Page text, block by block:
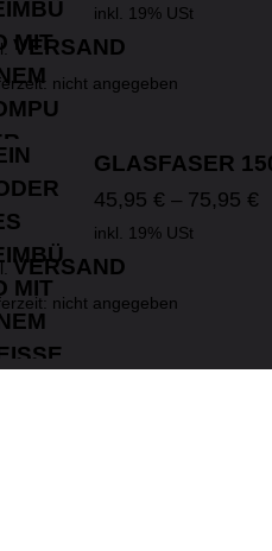
inkl. 19% USt
VERSAND
nicht angegeben
GLASFASER
45,95 € – 75,95 €
inkl. 19% USt
VERSAND
nicht angegeben